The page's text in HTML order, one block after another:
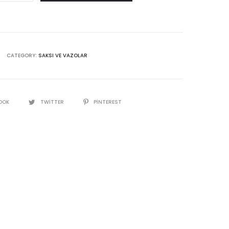
CATEGORY: SAKSI VE VAZOLAR
TWITTER PINTEREST